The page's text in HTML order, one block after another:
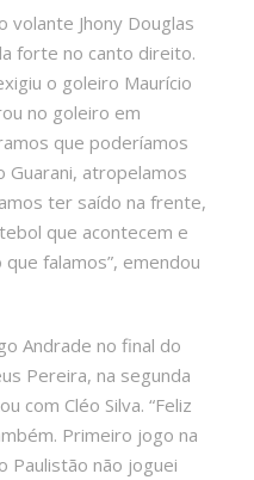
volante Jhony Douglas
forte no canto direito.
o goleiro Maurício
no goleiro em
que poderíamos
Guarani, atropelamos
ter saído na frente,
que acontecem e
falamos”, emendou
Andrade no final do
Pereira, na segunda
com Cléo Silva. “Feliz
Primeiro jogo na
Paulistão não joguei